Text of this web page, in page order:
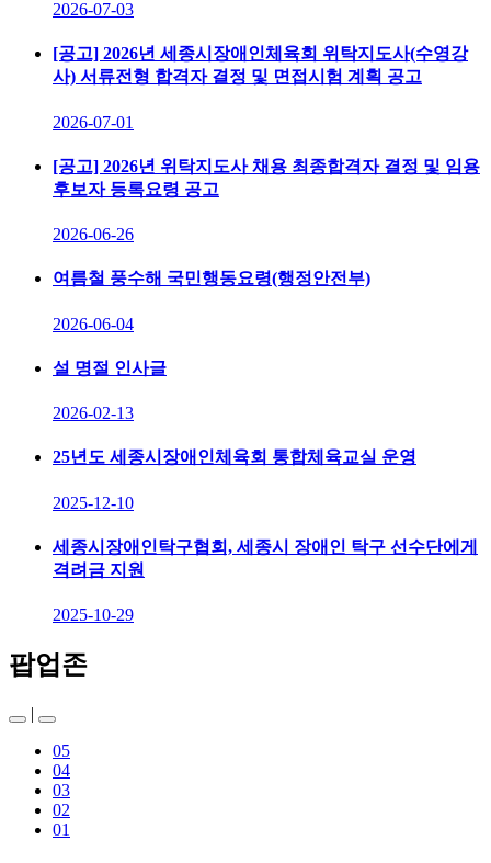
2026-07-03
[공고] 2026년 세종시장애인체육회 위탁지도사(수영강
사) 서류전형 합격자 결정 및 면접시험 계획 공고
2026-07-01
[공고] 2026년 위탁지도사 채용 최종합격자 결정 및 임용
후보자 등록요령 공고
2026-06-26
여름철 풍수해 국민행동요령(행정안전부)
2026-06-04
설 명절 인사글
2026-02-13
25년도 세종시장애인체육회 통합체육교실 운영
2025-12-10
세종시장애인탁구협회, 세종시 장애인 탁구 선수단에게
격려금 지원
2025-10-29
팝업존
|
05
04
03
02
01